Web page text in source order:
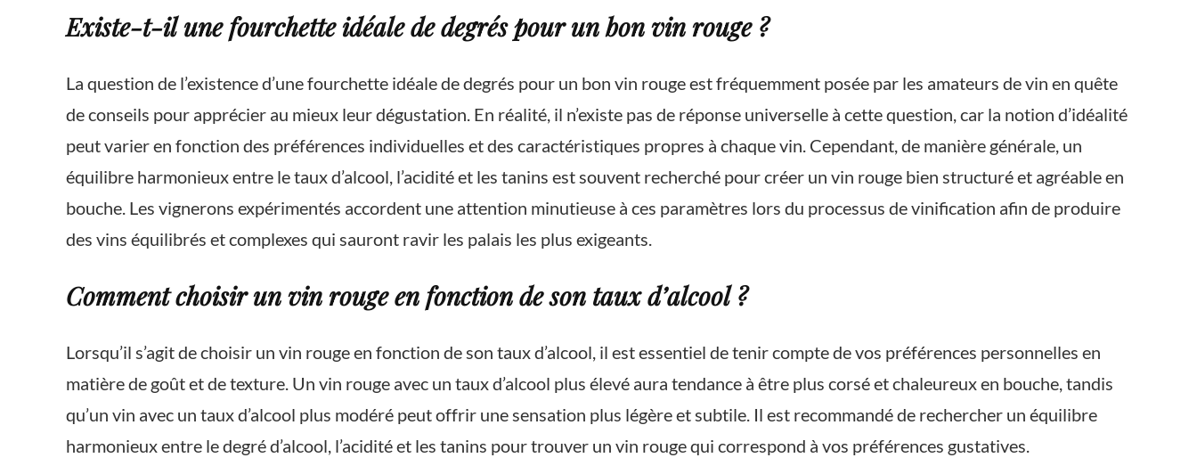
Existe-t-il une fourchette idéale de degrés pour un bon vin rouge ?
La question de l’existence d’une fourchette idéale de degrés pour un bon vin rouge est fréquemment posée par les amateurs de vin en quête
de conseils pour apprécier au mieux leur dégustation. En réalité, il n’existe pas de réponse universelle à cette question, car la notion d’idéalité
peut varier en fonction des préférences individuelles et des caractéristiques propres à chaque vin. Cependant, de manière générale, un
équilibre harmonieux entre le taux d’alcool, l’acidité et les tanins est souvent recherché pour créer un vin rouge bien structuré et agréable en
bouche. Les vignerons expérimentés accordent une attention minutieuse à ces paramètres lors du processus de vinification afin de produire
des vins équilibrés et complexes qui sauront ravir les palais les plus exigeants.
Comment choisir un vin rouge en fonction de son taux d’alcool ?
Lorsqu’il s’agit de choisir un vin rouge en fonction de son taux d’alcool, il est essentiel de tenir compte de vos préférences personnelles en
matière de goût et de texture. Un vin rouge avec un taux d’alcool plus élevé aura tendance à être plus corsé et chaleureux en bouche, tandis
qu’un vin avec un taux d’alcool plus modéré peut offrir une sensation plus légère et subtile. Il est recommandé de rechercher un équilibre
harmonieux entre le degré d’alcool, l’acidité et les tanins pour trouver un vin rouge qui correspond à vos préférences gustatives.